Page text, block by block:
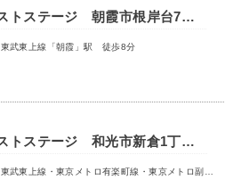
トラストステージ 朝霞市根岸台7丁目44期 限定1区画
東武東上線「朝霞」駅 徒歩8分
トラストステージ 和光市新倉1丁目17期 全5区画■第1期分譲 販売予告■
東武東上線・東京メトロ有楽町線・東京メトロ副都心線「和光市」駅 徒歩14～15分